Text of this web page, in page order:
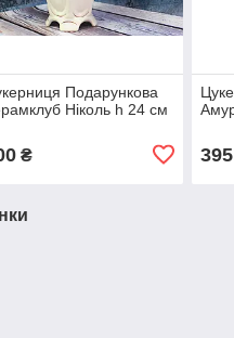
Подарункова
Ніколь h 24 см
₴ 395